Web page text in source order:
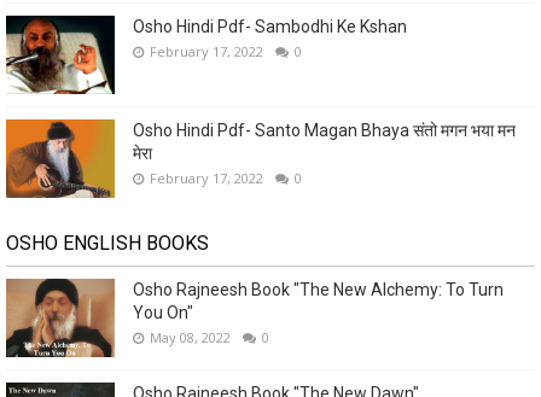
Osho Hindi Pdf- Sambodhi Ke Kshan
February 17, 2022 0
Osho Hindi Pdf- Santo Magan Bhaya संतो मगन भया मन
मेरा
February 17, 2022 0
OSHO ENGLISH BOOKS
Osho Rajneesh Book "The New Alchemy: To Turn
You On"
May 08, 2022 0
Osho Rajneesh Book "The New Dawn"